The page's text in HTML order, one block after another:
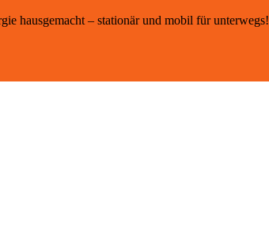
hausgemacht – stationär und mobil für unterwegs!